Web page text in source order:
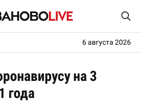
6 августа 2026
на 3
года